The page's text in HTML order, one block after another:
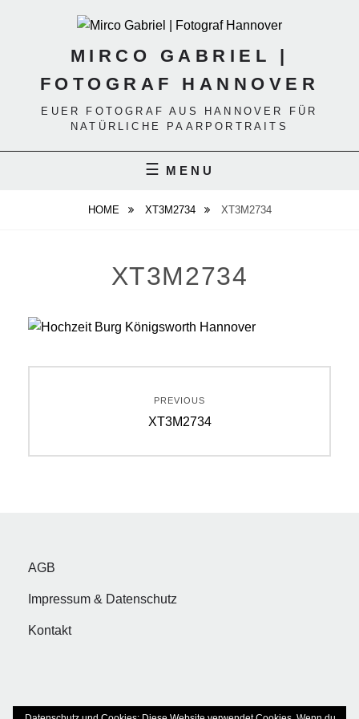
MIRCO GABRIEL |
FOTOGRAF HANNOVER
EUER FOTOGRAF AUS HANNOVER FÜR
NATÜRLICHE PAARPORTRAITS
MENU
HOME XT3M2734 XT3M2734
XT3M2734
PREVIOUS
Previous
XT3M2734
AGB
Impressum & Datenschutz
Kontakt